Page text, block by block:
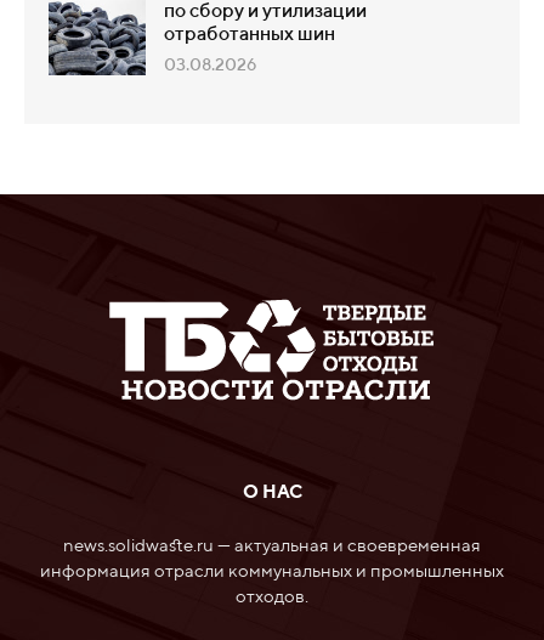
по сбору и утилизации
отработанных шин
03.08.2026
О НАС
news.solidwaste.ru — актуальная и своевременная
информация отрасли коммунальных и промышленных
отходов.